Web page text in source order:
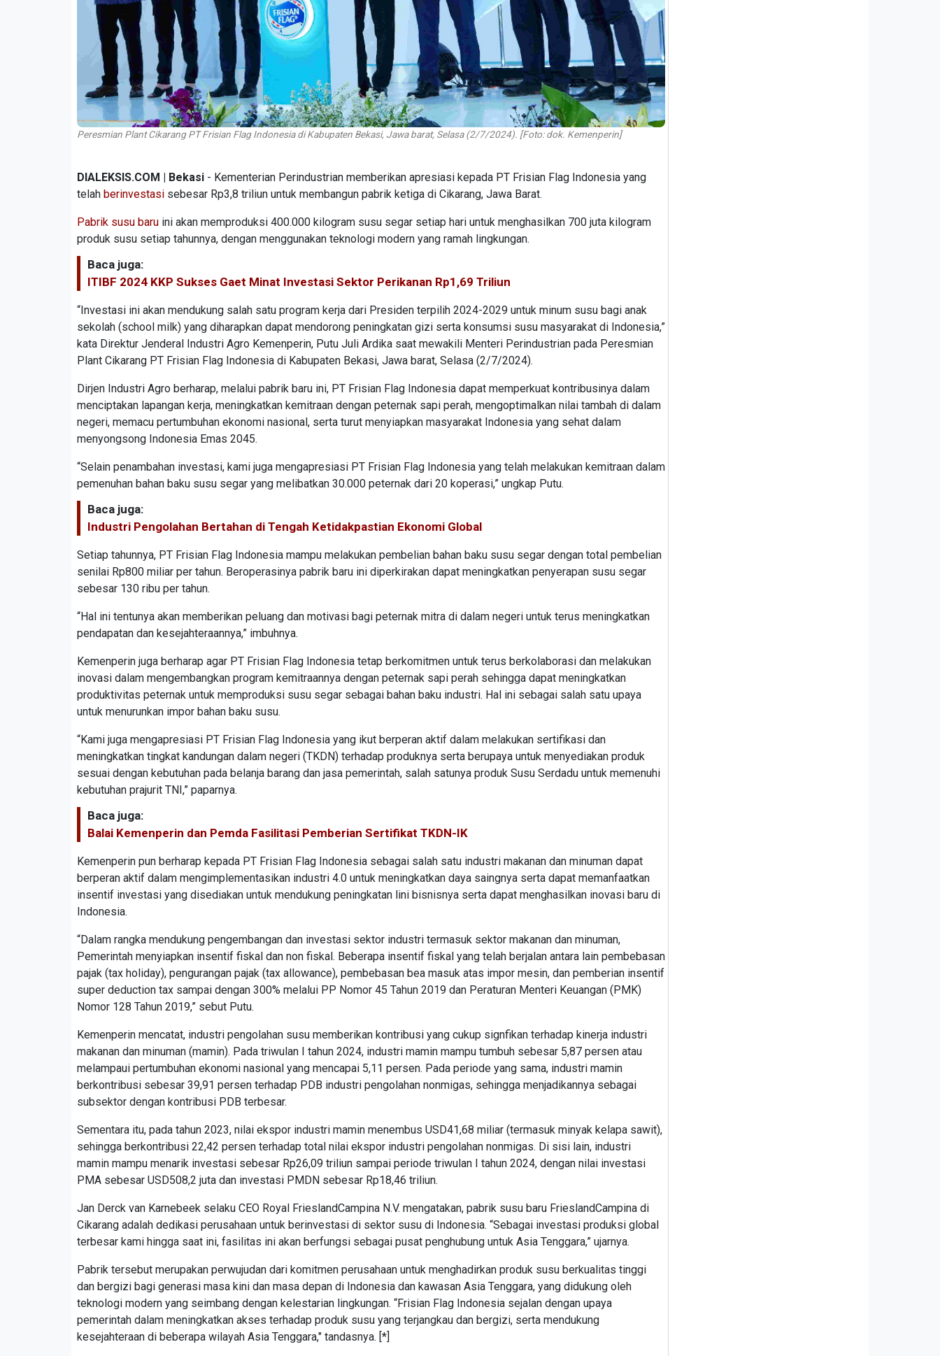
Peresmian Plant Cikarang PT Frisian Flag Indonesia di Kabupaten Bekasi, Jawa barat, Selasa (2/7/2024). [Foto: dok. Kemenperin]
DIALEKSIS.COM | Bekasi - Kementerian Perindustrian memberikan apresiasi kepada PT Frisian Flag Indonesia yang
telah berinvestasi sebesar Rp3,8 triliun untuk membangun pabrik ketiga di Cikarang, Jawa Barat.
Pabrik susu baru ini akan memproduksi 400.000 kilogram susu segar setiap hari untuk menghasilkan 700 juta kilogram
produk susu setiap tahunnya, dengan menggunakan teknologi modern yang ramah lingkungan.
Baca juga:
ITIBF 2024 KKP Sukses Gaet Minat Investasi Sektor Perikanan Rp1,69 Triliun
“Investasi ini akan mendukung salah satu program kerja dari Presiden terpilih 2024-2029 untuk minum susu bagi anak
sekolah (school milk) yang diharapkan dapat mendorong peningkatan gizi serta konsumsi susu masyarakat di Indonesia,”
kata Direktur Jenderal Industri Agro Kemenperin, Putu Juli Ardika saat mewakili Menteri Perindustrian pada Peresmian
Plant Cikarang PT Frisian Flag Indonesia di Kabupaten Bekasi, Jawa barat, Selasa (2/7/2024).
Dirjen Industri Agro berharap, melalui pabrik baru ini, PT Frisian Flag Indonesia dapat memperkuat kontribusinya dalam
menciptakan lapangan kerja, meningkatkan kemitraan dengan peternak sapi perah, mengoptimalkan nilai tambah di dalam
negeri, memacu pertumbuhan ekonomi nasional, serta turut menyiapkan masyarakat Indonesia yang sehat dalam
menyongsong Indonesia Emas 2045.
“Selain penambahan investasi, kami juga mengapresiasi PT Frisian Flag Indonesia yang telah melakukan kemitraan dalam
pemenuhan bahan baku susu segar yang melibatkan 30.000 peternak dari 20 koperasi,” ungkap Putu.
Baca juga:
Industri Pengolahan Bertahan di Tengah Ketidakpastian Ekonomi Global
Setiap tahunnya, PT Frisian Flag Indonesia mampu melakukan pembelian bahan baku susu segar dengan total pembelian
senilai Rp800 miliar per tahun. Beroperasinya pabrik baru ini diperkirakan dapat meningkatkan penyerapan susu segar
sebesar 130 ribu per tahun.
“Hal ini tentunya akan memberikan peluang dan motivasi bagi peternak mitra di dalam negeri untuk terus meningkatkan
pendapatan dan kesejahteraannya,” imbuhnya.
Kemenperin juga berharap agar PT Frisian Flag Indonesia tetap berkomitmen untuk terus berkolaborasi dan melakukan
inovasi dalam mengembangkan program kemitraannya dengan peternak sapi perah sehingga dapat meningkatkan
produktivitas peternak untuk memproduksi susu segar sebagai bahan baku industri. Hal ini sebagai salah satu upaya
untuk menurunkan impor bahan baku susu.
“Kami juga mengapresiasi PT Frisian Flag Indonesia yang ikut berperan aktif dalam melakukan sertifikasi dan
meningkatkan tingkat kandungan dalam negeri (TKDN) terhadap produknya serta berupaya untuk menyediakan produk
sesuai dengan kebutuhan pada belanja barang dan jasa pemerintah, salah satunya produk Susu Serdadu untuk memenuhi
kebutuhan prajurit TNI,” paparnya.
Baca juga:
Balai Kemenperin dan Pemda Fasilitasi Pemberian Sertifikat TKDN-IK
Kemenperin pun berharap kepada PT Frisian Flag Indonesia sebagai salah satu industri makanan dan minuman dapat
berperan aktif dalam mengimplementasikan industri 4.0 untuk meningkatkan daya saingnya serta dapat memanfaatkan
insentif investasi yang disediakan untuk mendukung peningkatan lini bisnisnya serta dapat menghasilkan inovasi baru di
Indonesia.
“Dalam rangka mendukung pengembangan dan investasi sektor industri termasuk sektor makanan dan minuman,
Pemerintah menyiapkan insentif fiskal dan non fiskal. Beberapa insentif fiskal yang telah berjalan antara lain pembebasan
pajak (tax holiday), pengurangan pajak (tax allowance), pembebasan bea masuk atas impor mesin, dan pemberian insentif
super deduction tax sampai dengan 300% melalui PP Nomor 45 Tahun 2019 dan Peraturan Menteri Keuangan (PMK)
Nomor 128 Tahun 2019,” sebut Putu.
Kemenperin mencatat, industri pengolahan susu memberikan kontribusi yang cukup signfikan terhadap kinerja industri
makanan dan minuman (mamin). Pada triwulan I tahun 2024, industri mamin mampu tumbuh sebesar 5,87 persen atau
melampaui pertumbuhan ekonomi nasional yang mencapai 5,11 persen. Pada periode yang sama, industri mamin
berkontribusi sebesar 39,91 persen terhadap PDB industri pengolahan nonmigas, sehingga menjadikannya sebagai
subsektor dengan kontribusi PDB terbesar.
Sementara itu, pada tahun 2023, nilai ekspor industri mamin menembus USD41,68 miliar (termasuk minyak kelapa sawit),
sehingga berkontribusi 22,42 persen terhadap total nilai ekspor industri pengolahan nonmigas. Di sisi lain, industri
mamin mampu menarik investasi sebesar Rp26,09 triliun sampai periode triwulan I tahun 2024, dengan nilai investasi
PMA sebesar USD508,2 juta dan investasi PMDN sebesar Rp18,46 triliun.
Jan Derck van Karnebeek selaku CEO Royal FrieslandCampina N.V. mengatakan, pabrik susu baru FrieslandCampina di
Cikarang adalah dedikasi perusahaan untuk berinvestasi di sektor susu di Indonesia. “Sebagai investasi produksi global
terbesar kami hingga saat ini, fasilitas ini akan berfungsi sebagai pusat penghubung untuk Asia Tenggara,” ujarnya.
Pabrik tersebut merupakan perwujudan dari komitmen perusahaan untuk menghadirkan produk susu berkualitas tinggi
dan bergizi bagi generasi masa kini dan masa depan di Indonesia dan kawasan Asia Tenggara, yang didukung oleh
teknologi modern yang seimbang dengan kelestarian lingkungan. “Frisian Flag Indonesia sejalan dengan upaya
pemerintah dalam meningkatkan akses terhadap produk susu yang terjangkau dan bergizi, serta mendukung
kesejahteraan di beberapa wilayah Asia Tenggara," tandasnya. [*]